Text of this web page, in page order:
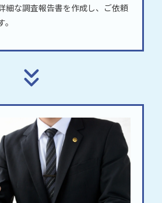
細な調査報告書を作成し、ご依頼